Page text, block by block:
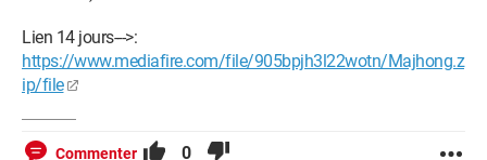
Lien 14 jours--->:
https://www.mediafire.com/file/905bpjh3l22wotn/Majhong.z
ip/file
Commenter 0